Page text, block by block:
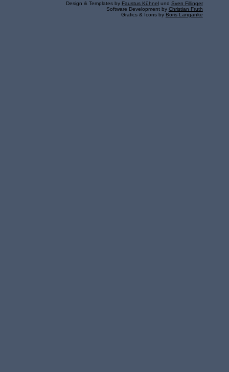
Design & Templates by Faustus Kühnel und Sven Fillinger
Software Development by Christian Fruth
Grafics & Icons by Boris Langanke